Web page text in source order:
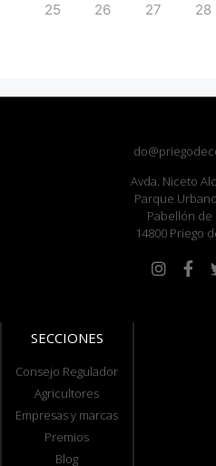
25
26 27 28
Avda. Niceto
Parque
Pabellón de
14800 Priego
SECCIONES
Consejo Regulador
Agricultores
Empresas y marcas
Premios
Blog